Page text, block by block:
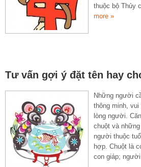
thuộc bộ Thủy
more »
Tư vấn gợi ý đặt tên hay
Những người
thông minh,
lòng người.
chuột và
người thuộc
hợp. Chuột là
con giáp;